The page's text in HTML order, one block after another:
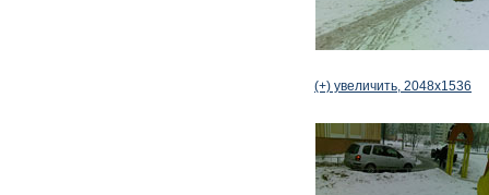
(+) увеличить, 2048x1536